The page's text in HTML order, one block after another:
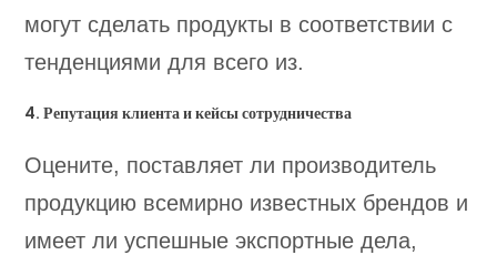
могут сделать продукты в соответствии с
тенденциями для всего из.
4. Репутация клиента и кейсы сотрудничества
Оцените, поставляет ли производитель
продукцию всемирно известных брендов и
имеет ли успешные экспортные дела,